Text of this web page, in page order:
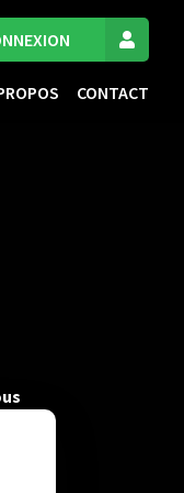
CONTACT